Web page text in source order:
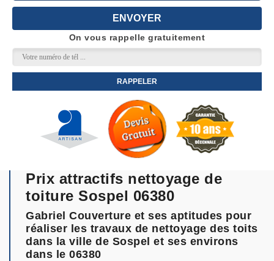
On vous rappelle gratuitement
Prix attractifs nettoyage de
toiture Sospel 06380
Gabriel Couverture et ses aptitudes pour
réaliser les travaux de nettoyage des toits
dans la ville de Sospel et ses environs
dans le 06380